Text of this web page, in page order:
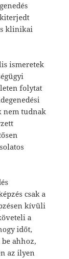
klinikai
ismeretek
folytat
nem tudnak
csak a
kívüli
a
időt,
ahhoz,
az ilyen